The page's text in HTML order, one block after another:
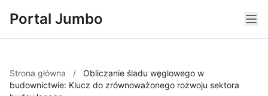
Portal Jumbo
Strona główna /
Obliczanie śladu węglowego w
budownictwie: Klucz do zrównoważonego rozwoju sektora